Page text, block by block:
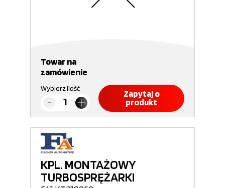
Towar na
zamówienie
Wybierz ilość
Zapytaj o
produkt
KPL. MONTAŻOWY
TURBOSPRĘŻARKI